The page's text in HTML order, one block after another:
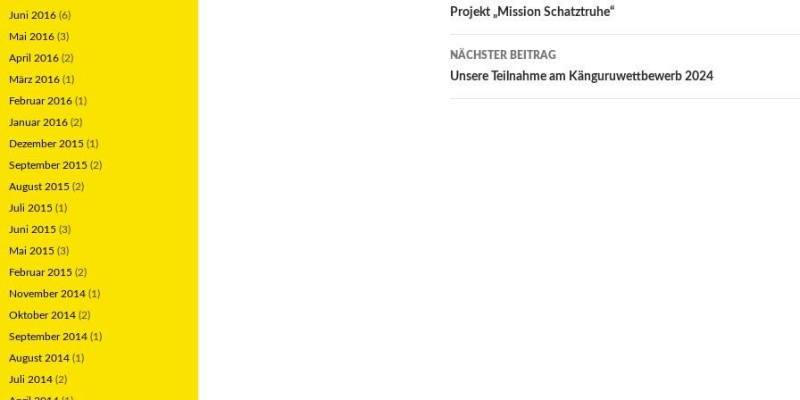
Navigation
Projekt „Mission Schatztruhe“
NÄCHSTER BEITRAG
Unsere Teilnahme am Känguruwettbewerb 2024
Juni 2016 (6)
Mai 2016 (3)
April 2016 (2)
März 2016 (1)
Februar 2016 (1)
Januar 2016 (2)
Dezember 2015 (1)
September 2015 (2)
August 2015 (2)
Juli 2015 (1)
Juni 2015 (3)
Mai 2015 (3)
Februar 2015 (2)
November 2014 (1)
Oktober 2014 (2)
September 2014 (1)
August 2014 (1)
Juli 2014 (2)